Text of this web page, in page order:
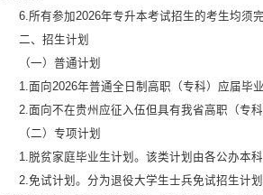
6.所有参加2026年专升本考试招生的考生均须
二、招生计划
（一）普通计划
1.面向2026年普通全日制高职（专科）应届毕
2.面向不在贵州应征入伍但具有我省高职（专
（二）专项计划
1.脱贫家庭毕业生计划。该类计划由各公办本
2.免试计划。分为退役大学生士兵免试招生计